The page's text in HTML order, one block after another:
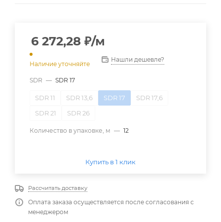
6 272,28 ₽/м
Наличие уточняйте
Нашли дешевле?
SDR — SDR 17
SDR 11 SDR 13,6 SDR 17
SDR 17,6
SDR 21
SDR 26
Количество в упаковке, м — 12
Купить в 1 клик
Рассчитать доставку
Оплата заказа осуществляется после согласования с
менеджером